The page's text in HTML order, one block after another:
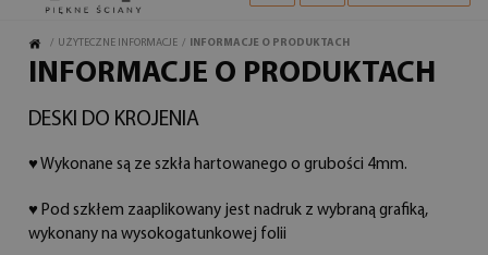
/ UŻYTECZNE INFORMACJE / INFORMACJE O PRODUKTACH
INFORMACJE O PRODUKTACH
DESKI DO KROJENIA
♥ Wykonane są ze szkła hartowanego o grubości 4mm.
♥ Pod szkłem zaaplikowany jest nadruk z wybraną grafiką,
wykonany na wysokogatunkowej folii